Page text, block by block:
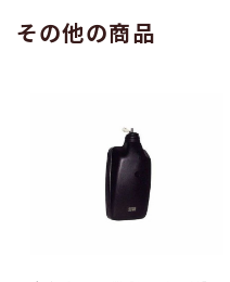
その他の商品